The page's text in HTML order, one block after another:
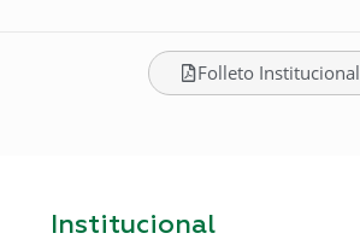
Folleto Institucional
Institucional